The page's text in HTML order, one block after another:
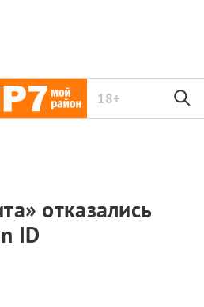
18+
отказались
ID